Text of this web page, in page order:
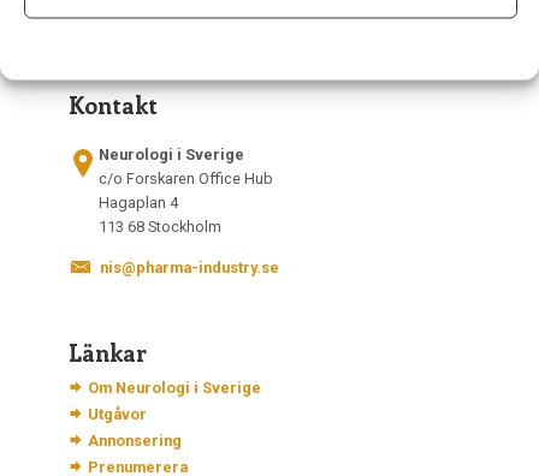
Kontakt
Neurologi i Sverige
c/o Forskaren Office Hub
Hagaplan 4
113 68 Stockholm
nis@pharma-industry.se
Länkar
Om Neurologi i Sverige
Utgåvor
Annonsering
Prenumerera